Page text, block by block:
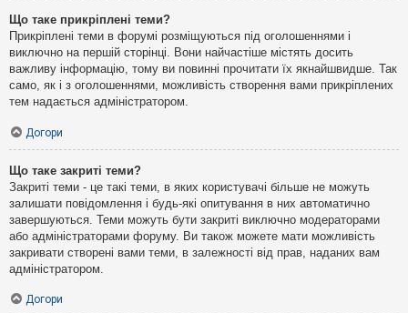
Що таке прикріплені теми?
Прикріплені теми в форумі розміщуються під оголошеннями і
виключно на першій сторінці. Вони найчастіше містять досить
важливу інформацію, тому ви повинні прочитати їх якнайшвидше. Так
само, як і з оголошеннями, можливість створення вами прикріплених
тем надається адміністратором.
Догори
Що таке закриті теми?
Закриті теми - це такі теми, в яких користувачі більше не можуть
залишати повідомлення і будь-які опитування в них автоматично
завершуються. Теми можуть бути закриті виключно модераторами
або адміністраторами форуму. Ви також можете мати можливість
закривати створені вами теми, в залежності від прав, наданих вам
адміністратором.
Догори